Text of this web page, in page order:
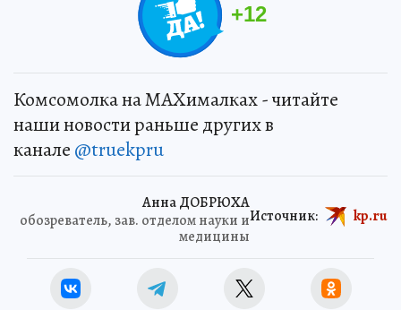
+12
Комсомолка на MAXималках - читайте
наши новости раньше других в
канале @truekpru
Анна ДОБРЮХА
обозреватель, зав. отделом науки и
медицины
Источник: kp.ru